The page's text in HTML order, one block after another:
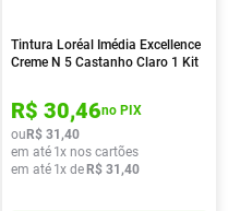
Tintura Loréal Imédia Excellence
Creme N 5 Castanho Claro 1 Kit
R$ 30,46no PIX
ouR$ 31 ,40
em até 1x nos cartões
em até 1x deR$ 31 ,40